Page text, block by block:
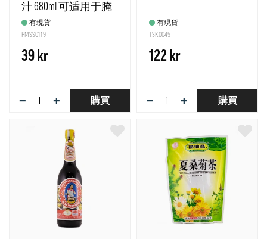
汁 680ml 可适用于腌
沾煮调和 泰国
有現貨
PMSS0119
39 kr
− + 購買
有現貨
TSK0045
122 kr
− + 購買